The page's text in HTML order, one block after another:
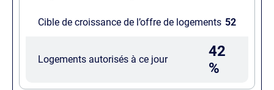
Cible de croissance de l’offre de logements 52
Logements autorisés à ce jour
42
%